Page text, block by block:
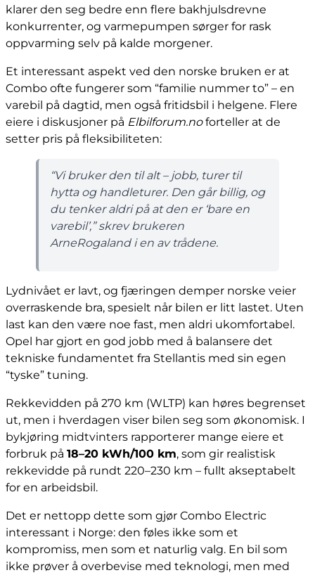
klarer den seg bedre enn flere bakhjulsdrevne
konkurrenter, og varmepumpen sørger for rask
oppvarming selv på kalde morgener.
Et interessant aspekt ved den norske bruken er at
Combo ofte fungerer som “familie nummer to” – en
varebil på dagtid, men også fritidsbil i helgene. Flere
eiere i diskusjoner på Elbilforum.noforteller at de
setter pris på fleksibiliteten:
“Vi bruker den til alt – jobb, turer til
hytta og handleturer. Den går billig, og
du tenker aldri på at den er ‘bare en
varebil’,” skrev brukeren
ArneRogalandi en av trådene.
Lydnivået er lavt, og fjæringen demper norske veier
overraskende bra, spesielt når bilen er litt lastet. Uten
last kan den være noe fast, men aldri ukomfortabel.
Opel har gjort en god jobb med å balansere det
tekniske fundamentet fra Stellantis med sin egen
“tyske” tuning.
Rekkevidden på 270 km (WLTP) kan høres begrenset
ut, men i hverdagen viser bilen seg som økonomisk. I
bykjøring midtvinters rapporterer mange eiere et
forbruk på 18–20 kWh/100 km, som gir realistisk
rekkevidde på rundt 220–230 km – fullt akseptabelt
for en arbeidsbil.
Det er nettopp dette som gjør Combo Electric
interessant i Norge: den føles ikke som et
kompromiss, men som et naturlig valg. En bil som
ikke prøver å overbevise med teknologi, men med